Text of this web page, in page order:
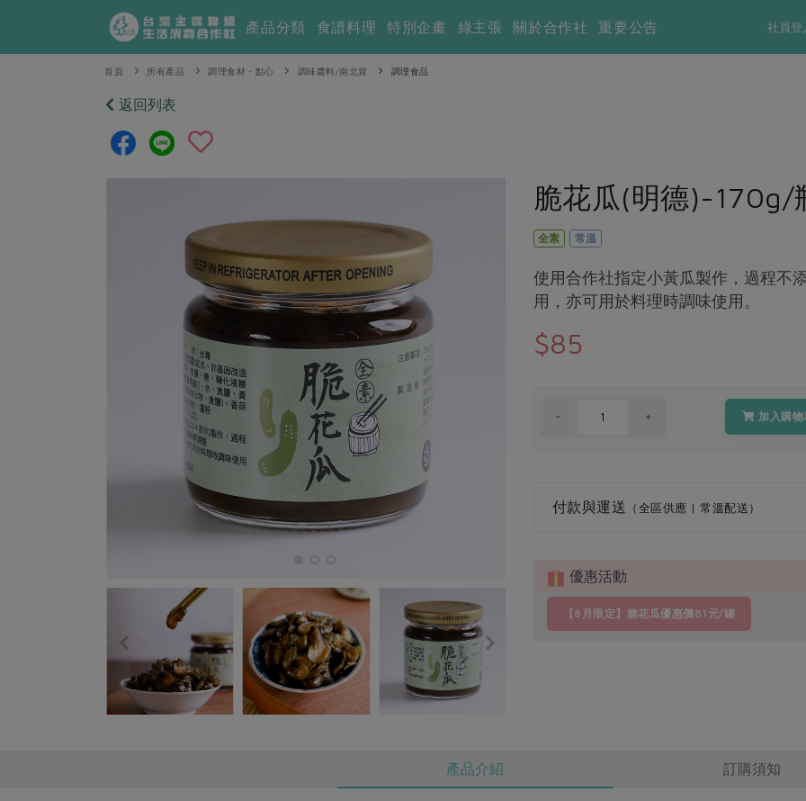
社員登
產品分類 食譜料理 特別企畫 綠主張 關於合作社 重要公告
首頁 所有產品 調理食材・點心 調味醬料/南北貨 調理食品
返回列表
脆花瓜(明德)-170g/
全素 常溫
使用合作社指定小黃瓜製作，過程不
用，亦可用於料理時調味使用。
$85
加入購物
付款與運送 （全區供應 | 常溫配送）
優惠活動
【8月限定】脆花瓜優惠價81元/罐
產品介紹 訂購須知